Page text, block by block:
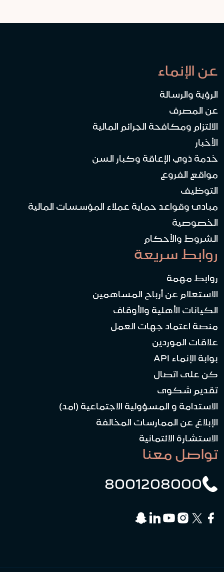
عن الإنماء
الرؤية والرسالة
عن المصرف
الالتزام ومكافحة الجرائم المالية
الأخبار
خدمة ذوي الإعاقة وكبار السن
مواقع الفروع
التوظيف
مبادئ وقواعد حماية عملاء المؤسسات المالية
الخصوصية
الشروط والأحكام
روابط سريعة
روابط مهمة
الاستعلام عن أرباح المساهمين
الكيانات الأهلية والأوقاف
منصة اعتماد جهات العمل
علاقات الموردين
بوابة الإنماء API
كن على اتصال
تقديم شكوى
الاستدامة و المسؤولية الاجتماعية (امد)
الإبلاغ عن الممارسات المخالفة
الاستشارة الائتمانية
تواصل معنا
8001208000